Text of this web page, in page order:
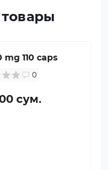
mg 110 caps
0
сум.